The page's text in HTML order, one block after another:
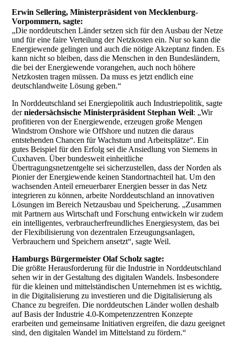
Erwin Sellering, Ministerpräsident von Mecklenburg-
Vorpommern, sagte:
„Die norddeutschen Länder setzen sich für den Ausbau der Netze
und für eine faire Verteilung der Netzkosten ein. Nur so kann die
Energiewende gelingen und auch die nötige Akzeptanz finden. Es
kann nicht so bleiben, dass die Menschen in den Bundesländern,
die bei der Energiewende vorangehen, auch noch höhere
Netzkosten tragen müssen. Da muss es jetzt endlich eine
deutschlandweite Lösung geben.“
In Norddeutschland sei Energiepolitik auch Industriepolitik, sagte
derniedersächsische Ministerpräsident Stephan Weil: „Wir
profitieren von der Energiewende, erzeugen große Mengen
Windstrom Onshore wie Offshore und nutzen die daraus
entstehenden Chancen für Wachstum und Arbeitsplätze“. Ein
gutes Beispiel für den Erfolg sei die Ansiedlung von Siemens in
Cuxhaven. Über bundesweit einheitliche
Übertragungsnetzentgelte sei sicherzustellen, dass der Norden als
Pionier der Energiewende keinen Standortnachteil hat. Um den
wachsenden Anteil erneuerbarer Energien besser in das Netz
integrieren zu können, arbeite Norddeutschland an innovativen
Lösungen im Bereich Netzausbau und Speicherung. „Zusammen
mit Partnern aus Wirtschaft und Forschung entwickeln wir zudem
ein intelligentes, verbraucherfreundliches Energiesystem, das bei
der Flexibilisierung von dezentralen Erzeugungsanlagen,
Verbrauchern und Speichern ansetzt“, sagte Weil.
Hamburgs Bürgermeister Olaf Scholz sagte:
Die größte Herausforderung für die Industrie in Norddeutschland
sehen wir in der Gestaltung des digitalen Wandels. Insbesondere
für die kleinen und mittelständischen Unternehmen ist es wichtig,
in die Digitalisierung zu investieren und die Digitalisierung als
Chance zu begreifen. Die norddeutschen Länder wollen deshalb
auf Basis der Industrie 4.0-Kompetenzzentren Konzepte
erarbeiten und gemeinsame Initiativen ergreifen, die dazu geeignet
sind, den digitalen Wandel im Mittelstand zu fördern.“